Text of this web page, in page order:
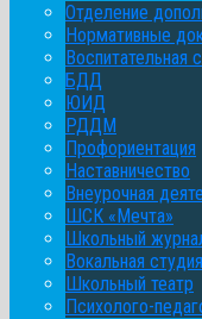
Отделение
Нормативные
Воспитательная
БДД
ЮИД
РДДМ
Профориентация
Наставничество
Внеурочная
ШСК «Мечта»
Школьный
Вокальная
Школьный театр
Психолого-